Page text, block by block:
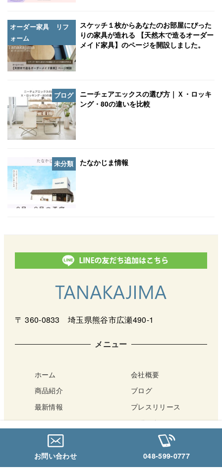
オーダー家具 リフ
ォーム
スケッチ１枚からあなたのお部屋にぴった
りの家具が造れる 【天然木で造るオーダー
メイド家具】のページを開設しました。
ブログ
ニーチェアエックスの選び方｜Ｘ・ロッキ
ング・80の違いを比較
未分類 たなかじま情報
〒 360-0833 埼玉県熊谷市広瀬490-1
メニュー
ホーム
商品紹介
最新情報
サポート
アクセス・店舗案内
会社概要
ブログ
プレスリリース
お問い合わせ
Netショップ
お問い合わせ 048-599-0777